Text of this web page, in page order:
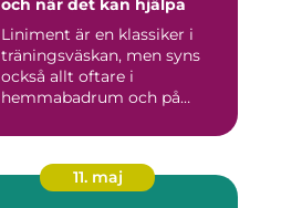
och när det kan hjälpa
Liniment är en klassiker i
träningsväskan, men syns
också allt oftare i
hemmabadrum och på
11. maj